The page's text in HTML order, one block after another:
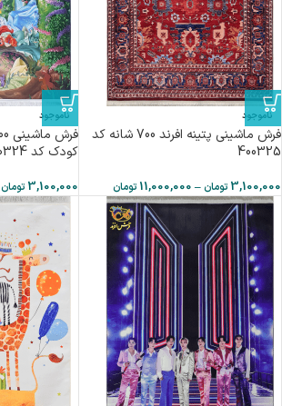
ناموجود
فرش ماشینی پتینه افرند 700 شانه کد
400325
3,100,000 تومان–
11,000,000 تومان
ناموجود
کودک كد 400324
3,100,000 تومان